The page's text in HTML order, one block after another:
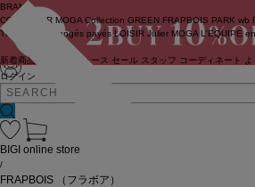
ログイン
BRAND
COUTURIER MOGA Collection GREEN FRAPBOIS PARK wb
TRISTESSE
congés payés LOISIR Julier MOGA L'EQUIPE
新着商品 ニュース セール スタッフ コーディネート
BIGI online store
/
FRAPBOIS （フラボア）